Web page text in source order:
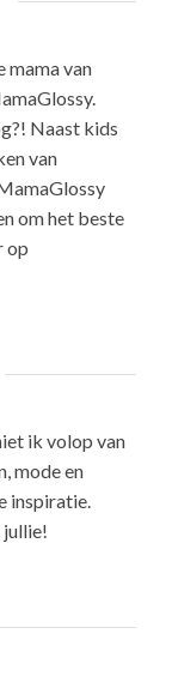
van
Naast kids
van
om het beste
op
ik volop van
mode en
inspiratie.
jullie!